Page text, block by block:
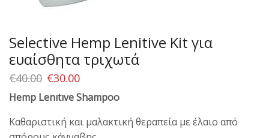
Selective Hemp Lenitive Kit για
ευαίσθητα τριχωτά
€40.00 €30.00
Hemp Lenıtıve Shampoo
Καθαριστική και μαλακτική θεραπεία με έλαιο από